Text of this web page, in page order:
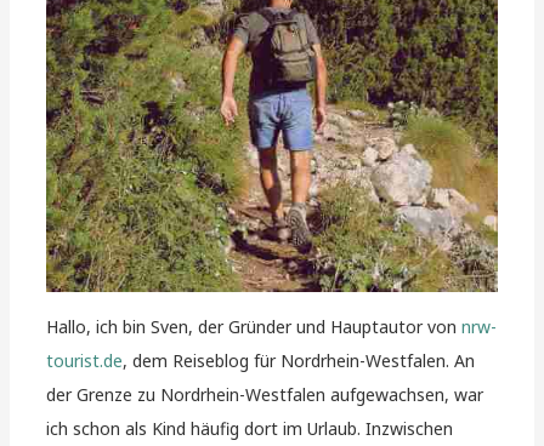
Hallo, ich bin Sven, der Gründer und Hauptautor vonnrw-
tourist.de, dem Reiseblog für Nordrhein-Westfalen. An
der Grenze zu Nordrhein-Westfalen aufgewachsen, war
ich schon als Kind häufig dort im Urlaub. Inzwischen